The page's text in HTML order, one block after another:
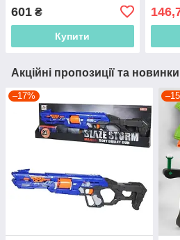
601 ₴
Купити
Акційні пропозиції та новинки
–17%